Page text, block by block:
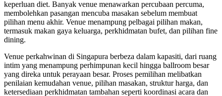
keperluan diet. Banyak venue menawarkan percubaan percuma,
membolehkan pasangan mencuba masakan sebelum membuat
pilihan menu akhir. Venue menampung pelbagai pilihan makan,
termasuk makan gaya keluarga, perkhidmatan bufet, dan pilihan fine
dining.
Venue perkahwinan di Singapura berbeza dalam kapasiti, dari ruang
intim yang menampung perhimpunan kecil hingga ballroom besar
yang direka untuk perayaan besar. Proses pemilihan melibatkan
penilaian kemudahan venue, pilihan masakan, struktur harga, dan
ketersediaan perkhidmatan tambahan seperti koordinasi acara dan